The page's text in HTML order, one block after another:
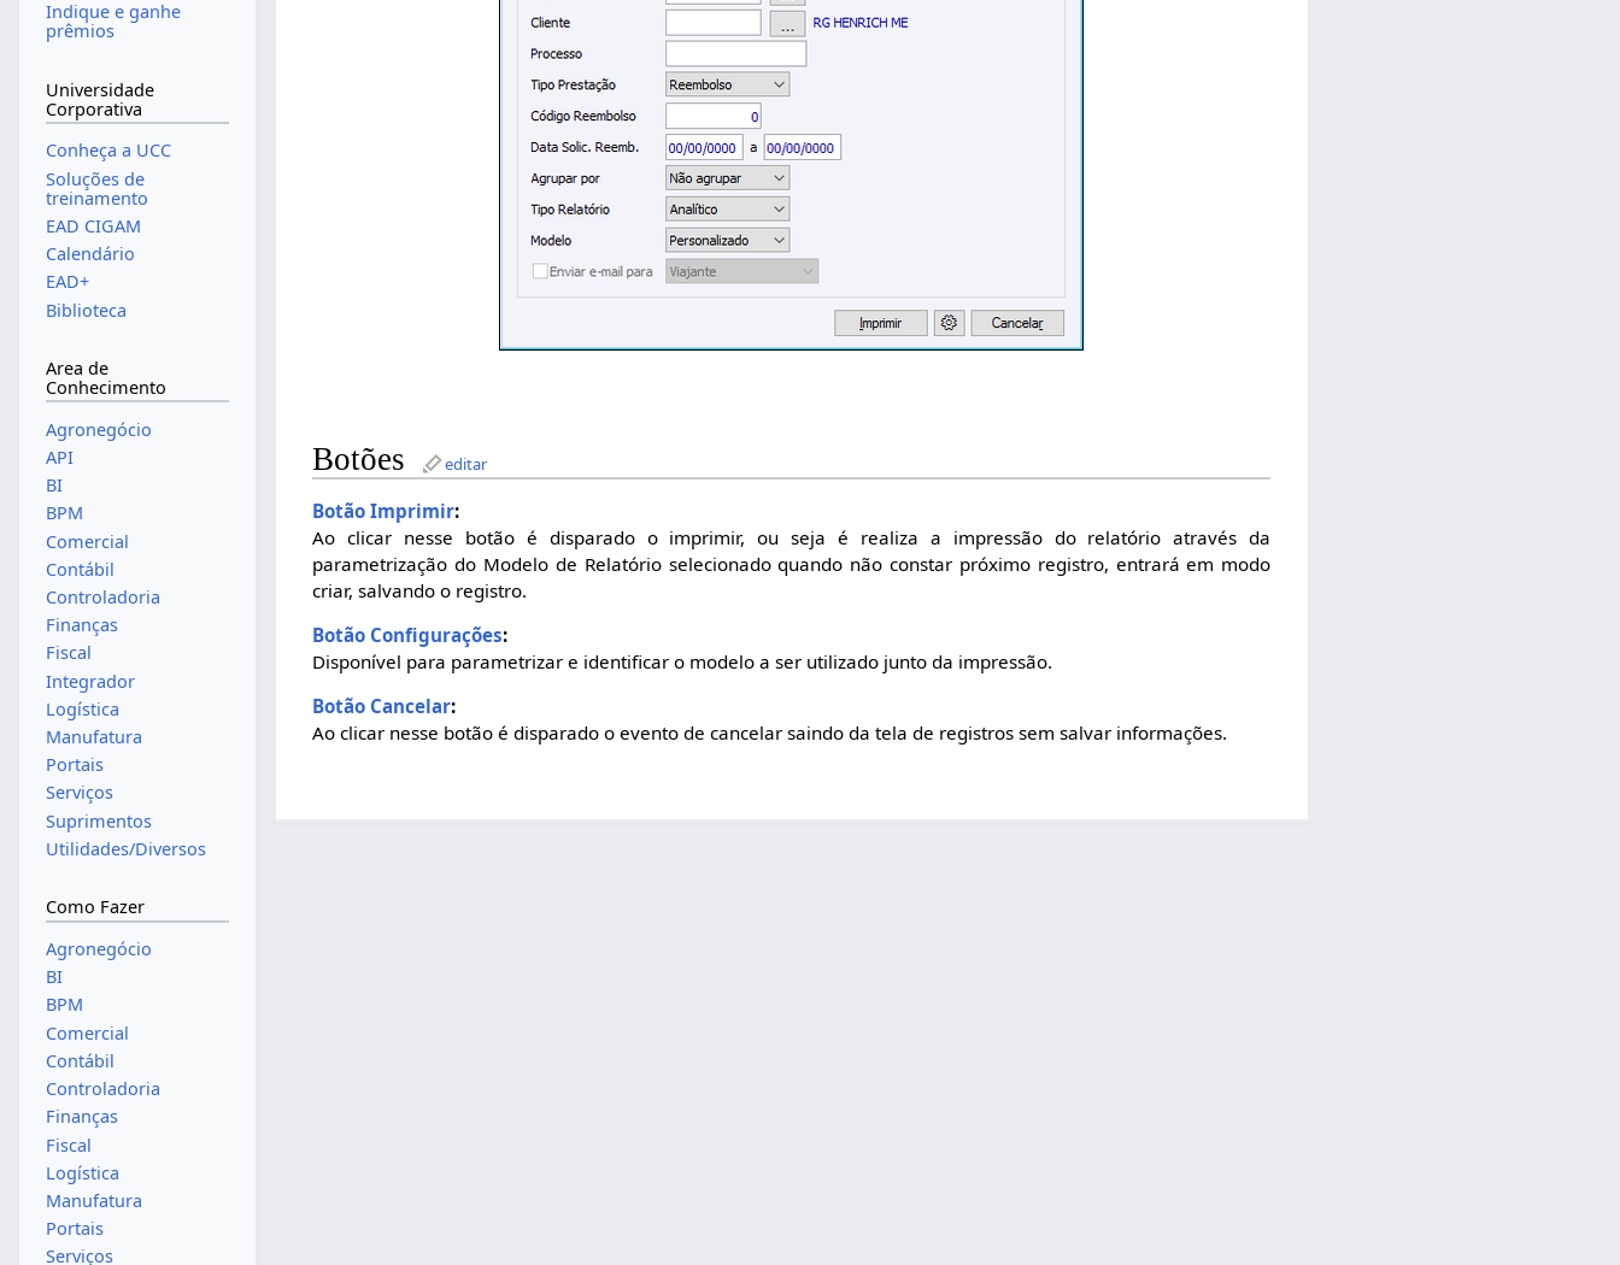
Botões editar
Botão Imprimir:
Ao clicar nesse botão é disparado o imprimir, ou seja é realiza a impressão do relatório através da
parametrização do Modelo de Relatório selecionado quando não constar próximo registro, entrará em modo
criar, salvando o registro.
Botão Configurações:
Disponível para parametrizar e identificar o modelo a ser utilizado junto da impressão.
Botão Cancelar:
Ao clicar nesse botão é disparado o evento de cancelar saindo da tela de registros sem salvar informações.
Indique e ganhe
prêmios
Universidade
Corporativa
Conheça a UCC
Soluções de
treinamento
EAD CIGAM
Calendário
EAD+
Biblioteca
Area de
Conhecimento
Agronegócio
API
BI
BPM
Comercial
Contábil
Controladoria
Finanças
Fiscal
Integrador
Logística
Manufatura
Portais
Serviços
Suprimentos
Utilidades/Diversos
Como Fazer
Agronegócio
BI
BPM
Comercial
Contábil
Controladoria
Finanças
Fiscal
Logística
Manufatura
Portais
Serviços